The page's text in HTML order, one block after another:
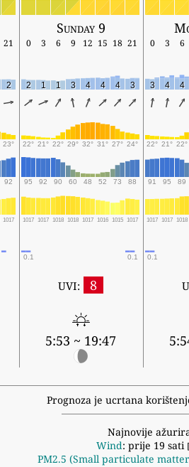
Sunday 9
21 0 3 6 9 12 15 18 21 0 3 6
2 2 1 1 3 4 4 4 3 3 4 4
23° 22° 21° 22° 29° 32° 31° 27° 24° 22° 21° 22°
92 95 92 90 60 48 52 73 88 91 95 89
1017 1017 1017 1018 1018 1017 1016 1015 1017 1017 1017 1018
0.1 0.1 0.1
UVI: 8
5:53 ~ 19:47
Prognoza je ucrtana
Najnovije
Wind: prije 19 sati
PM2.5 (Small particulate